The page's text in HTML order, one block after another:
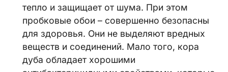
тепло и защищает от шума. При этом
пробковые обои – совершенно безопасны
для здоровья. Они не выделяют вредных
веществ и соединений. Мало того, кора
дуба обладает хорошими